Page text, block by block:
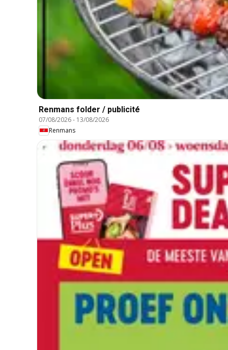
Renmans folder / publicité
07/08/2026- 13/08/2026
Renmans